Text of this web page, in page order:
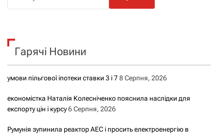
к
Гарячі Новини
умови пільгової іпотеки ставки 3 і 78 Серпня, 2026
економістка Наталія Колесніченко пояснила наслідки для
експорту цін і курсу6 Серпня, 2026
Румунія зупинила реактор АЕС і просить електроенергію в